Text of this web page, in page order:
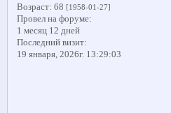
Возраст: 68 [1958-01-27]
Провел на форуме:
1 месяц 12 дней
Последний визит:
19 января, 2026г. 13:29:03